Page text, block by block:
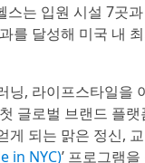
는 입원 시설 7곳
를 달성해 미국 내
, 라이프스타일을
글로벌 브랜드 플
되는 맑은 정신,
in NYC)’ 프로그램